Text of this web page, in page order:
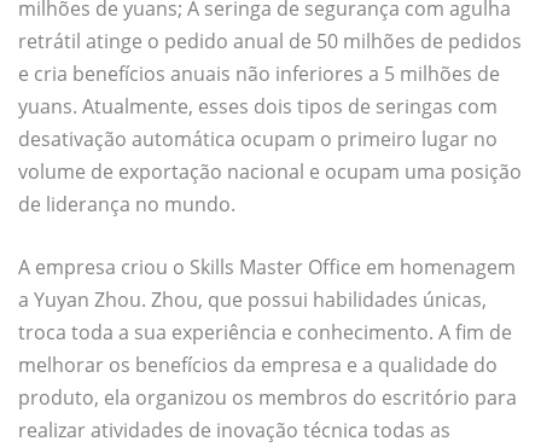
milhões de yuans; A seringa de segurança com agulha
retrátil atinge o pedido anual de 50 milhões de pedidos
e cria benefícios anuais não inferiores a 5 milhões de
yuans. Atualmente, esses dois tipos de seringas com
desativação automática ocupam o primeiro lugar no
volume de exportação nacional e ocupam uma posição
de liderança no mundo.
A empresa criou o Skills Master Office em homenagem
a Yuyan Zhou. Zhou, que possui habilidades únicas,
troca toda a sua experiência e conhecimento. A fim de
melhorar os benefícios da empresa e a qualidade do
produto, ela organizou os membros do escritório para
realizar atividades de inovação técnica todas as